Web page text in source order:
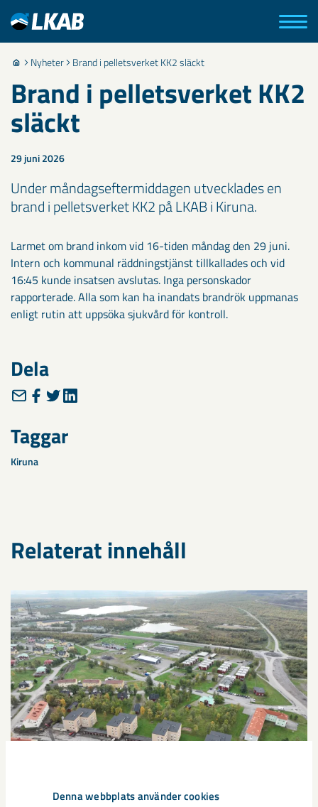
Denna webbplats använder cookies
Nyheter Brand i pelletsverket KK2 släckt
Brand i pelletsverket KK2
släckt
29 juni 2026
Under måndagseftermiddagen utvecklades en
brand i pelletsverket KK2 på LKAB i Kiruna.
Larmet om brand inkom vid 16-tiden måndag den 29 juni.
Intern och kommunal räddningstjänst tillkallades och vid
16:45 kunde insatsen avslutas. Inga personskador
rapporterade. Alla som kan ha inandats brandrök uppmanas
enligt rutin att uppsöka sjukvård för kontroll.
Dela
Taggar
Kiruna
Relaterat innehåll